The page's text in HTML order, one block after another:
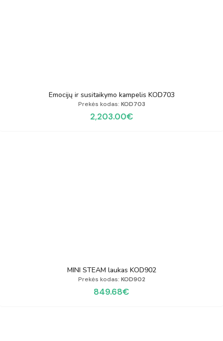
Emocijų ir susitaikymo kampelis KOD703
Prekės kodas: KOD703
2,203.00€
MINI STEAM laukas KOD902
Prekės kodas: KOD902
849.68€